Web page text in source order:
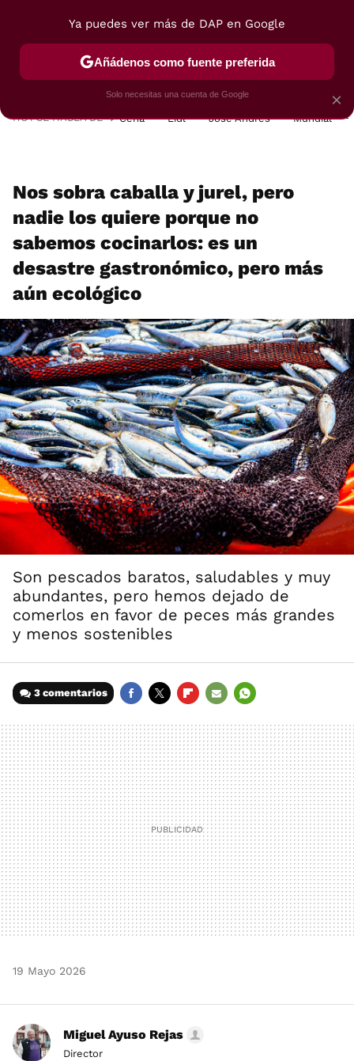
POSTRES VIAJES SELECCIÓN VEGUI
HOY SE HABLA DE Cena Lidl José Andrés Mundial
Nos sobra caballa y jurel, pero
nadie los quiere porque no
sabemos cocinarlos: es un
desastre gastronómico, pero más
aún ecológico
Son pescados baratos, saludables y muy
abundantes, pero hemos dejado de
comerlos en favor de peces más grandes
y menos sostenibles
3 comentarios
MAIL
19 Mayo 2026
Miguel Ayuso Rejas
Director
×
Ya puedes ver más de DAP en Google
Añádenos como fuente preferida
Solo necesitas una cuenta de Google